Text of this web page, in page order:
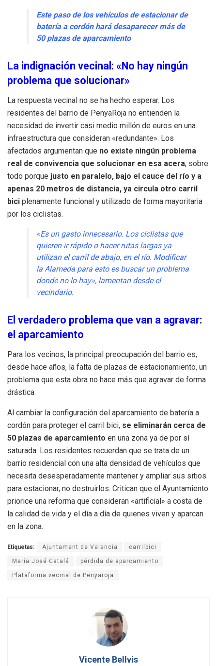
Este paso de los vehículos de estacionar de
batería a cordón hará desaparecer más de
50 plazas de aparcamiento
La indignación vecinal: «No hay ningún
problema que solucionar»
La respuesta vecinal no se ha hecho esperar. Los
residentes del barrio de PenyaRoja no entienden la
necesidad de invertir casi medio millón de euros en una
infraestructura que consideran «redundante». Los
afectados argumentan que no existe ningún problema
real de convivencia que solucionar en esa acera, sobre
todo porque justo en paralelo, bajo el cauce del río y a
apenas 20 metros de distancia, ya circula otro carril
bici plenamente funcional y utilizado de forma mayoritaria
por los ciclistas.
«Es un gasto innecesario. Los ciclistas que
quieren ir rápido o hacer rutas largas ya
utilizan el carril de abajo, en el río. Modificar
la Alameda para esto es buscar un problema
donde no lo hay», lamentan desde el
vecindario.
El verdadero problema que van a agravar:
el aparcamiento
Para los vecinos, la principal preocupación del barrio es,
desde hace años, la falta de plazas de estacionamiento, un
problema que esta obra no hace más que agravar de forma
drástica.
Al cambiar la configuración del aparcamiento de batería a
cordón para proteger el carril bici, se eliminarán cerca de
50 plazas de aparcamiento en una zona ya de por sí
saturada. Los residentes recuerdan que se trata de un
barrio residencial con una alta densidad de vehículos que
necesita desesperadamente mantener y ampliar sus sitios
para estacionar, no destruirlos. Critican que el Ayuntamiento
priorice una reforma que consideran «artificial» a costa de
la calidad de vida y el día a día de quienes viven y aparcan
en la zona.
Etiquetas: Ajuntament de Valencia carrilbici
María José Catalá pérdida de aparcamiento
Plataforma vecinal de Penyaroja
Vicente Bellvis